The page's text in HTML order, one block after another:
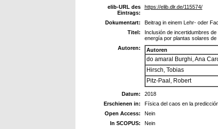
elib-URL des
Eintrags:
https://elib.dlr.de/115574/
Dokumentart:
Beitrag in einem Lehr- oder
Titel:
Inclusión de incertidumbres
energía por plantas solares
Autoren:
Autoren
do amaral Burghi, Ana
Hirsch, Tobias
Pitz-Paal, Robert
Datum:
2018
Erschienen in:
Física del caos en la
Open Access:
Nein
In SCOPUS:
Nein